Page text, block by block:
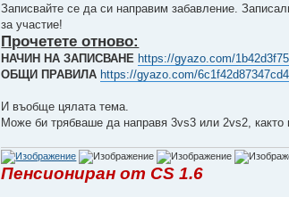
Записвайте се да си направим забавление.
за участие!
Прочетете отново:
НАЧИН НА ЗАПИСВАНЕ https://gyazo.com/
ОБЩИ ПРАВИЛА https://gyazo.com/
И въобще цялата тема.
Може би трябваше да направя 3vs3 или 2vs2,
Пенсиониран от CS 1.6